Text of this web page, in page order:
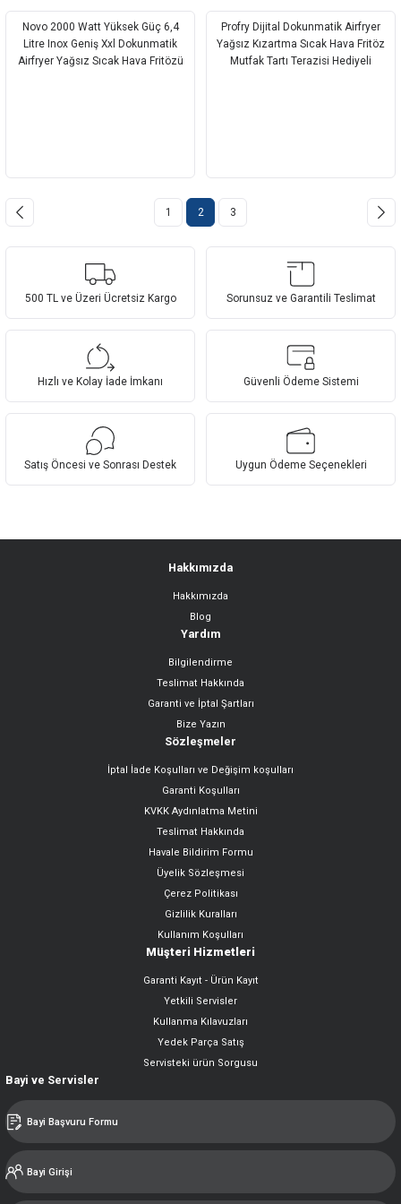
Novo 2000 Watt Yüksek Güç 6,4
Litre Inox Geniş Xxl Dokunmatik
Airfryer Yağsız Sıcak Hava Fritözü
Profry Dijital Dokunmatik Airfryer
Yağsız Kızartma Sıcak Hava Fritöz
Mutfak Tartı Terazisi Hediyeli
1 2 3
500 TL ve Üzeri Ücretsiz Kargo Sorunsuz ve Garantili Teslimat
Hızlı ve Kolay İade İmkanı Güvenli Ödeme Sistemi
Satış Öncesi ve Sonrası Destek Uygun Ödeme Seçenekleri
Hakkımızda
Hakkımızda
Blog
Yardım
Bilgilendirme
Teslimat Hakkında
Garanti ve İptal Şartları
Bize Yazın
Sözleşmeler
İptal İade Koşulları ve Değişim koşulları
Garanti Koşulları
KVKK Aydınlatma Metini
Teslimat Hakkında
Havale Bildirim Formu
Üyelik Sözleşmesi
Çerez Politikası
Gizlilik Kuralları
Kullanım Koşulları
Müşteri Hizmetleri
Garanti Kayıt - Ürün Kayıt
Yetkili Servisler
Kullanma Kılavuzları
Yedek Parça Satış
Servisteki ürün Sorgusu
Bayi ve Servisler
Bayi Başvuru Formu
Bayi Girişi